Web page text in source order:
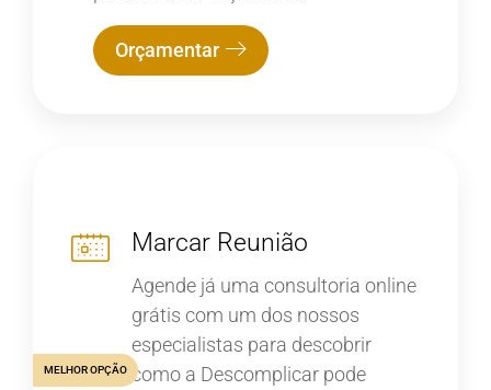
Orçamentar
Marcar Reunião
Agende já uma consultoria online
grátis com um dos nossos
especialistas para descobrir
como a Descomplicar pode
MELHOR OPÇÃO